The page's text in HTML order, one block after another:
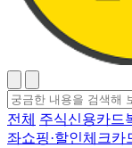
검
색
어
전체 주식신용카드
좌쇼핑·할인체크카